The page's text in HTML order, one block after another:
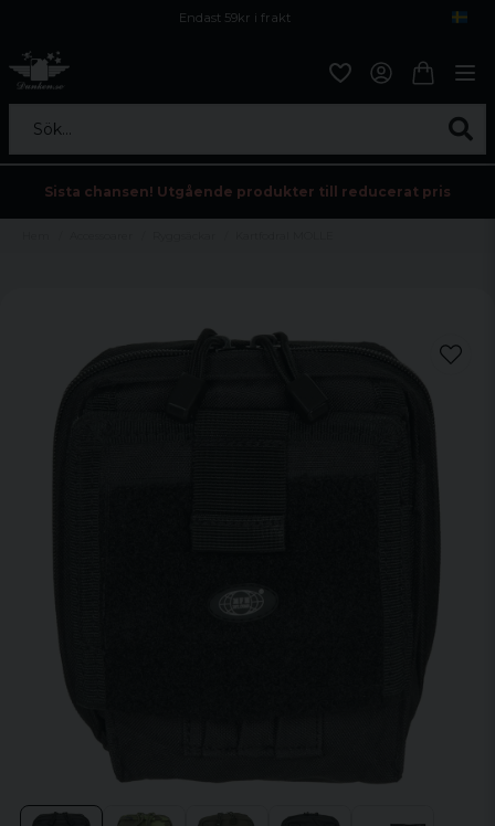
Endast 59kr i frakt
Sök...
Sista chansen! Utgående produkter till reducerat pris